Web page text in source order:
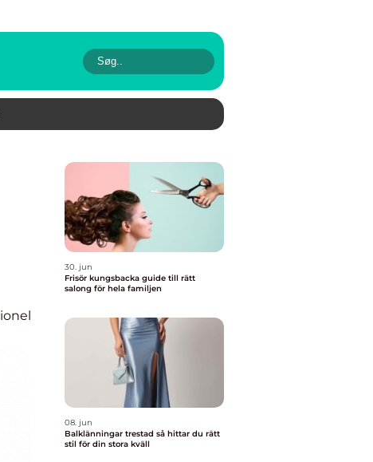
30. jun
Frisör kungsbacka guide till rätt
salong för hela familjen
08. jun
Balklänningar trestad så hittar du rätt
stil för din stora kväll